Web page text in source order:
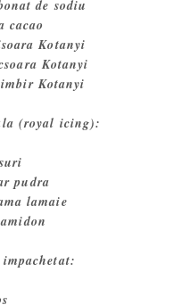
de sodiu
cacao
Kotanyi
Kotanyi
Kotanyi
(royal icing):
pudra
lamaie